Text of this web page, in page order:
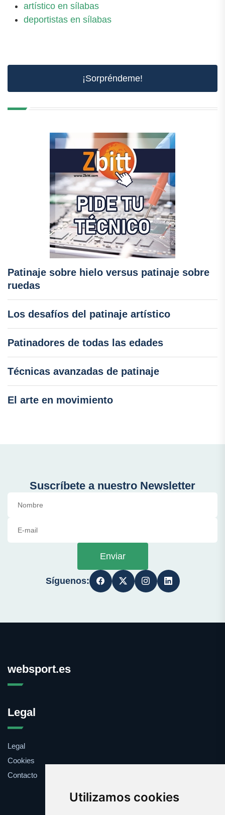
Utilizamos cookies
artístico en sílabas
deportistas en sílabas
¡Sorpréndeme!
Patinaje sobre hielo versus patinaje sobre
ruedas
Los desafíos del patinaje artístico
Patinadores de todas las edades
Técnicas avanzadas de patinaje
El arte en movimiento
Suscríbete a nuestro Newsletter
Enviar
Síguenos:
websport.es
Legal
Legal
Cookies
Contacto